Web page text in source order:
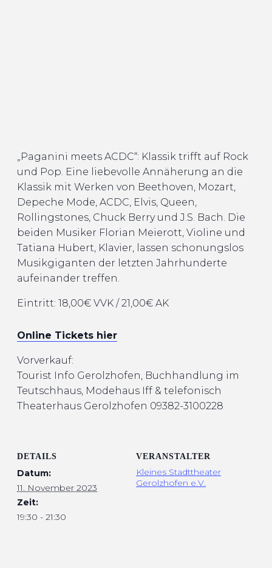
„Paganini meets ACDC“: Klassik trifft auf Rock
und Pop. Eine liebevolle Annäherung an die
Klassik mit Werken von Beethoven, Mozart,
Depeche Mode, ACDC, Elvis, Queen,
Rollingstones, Chuck Berry und J.S. Bach. Die
beiden Musiker Florian Meierott, Violine und
Tatiana Hubert, Klavier, lassen schonungslos
Musikgiganten der letzten Jahrhunderte
aufeinander treffen.
Eintritt: 18,00€ VVK / 21,00€ AK
Online Tickets hier
Vorverkauf:
Tourist Info Gerolzhofen, Buchhandlung im
Teutschhaus, Modehaus Iff & telefonisch
Theaterhaus Gerolzhofen 09382-3100228
DETAILS
Datum:
11. November 2023
Zeit:
19:30 - 21:30
VERANSTALTER
Kleines Stadttheater
Gerolzhofen e.V.